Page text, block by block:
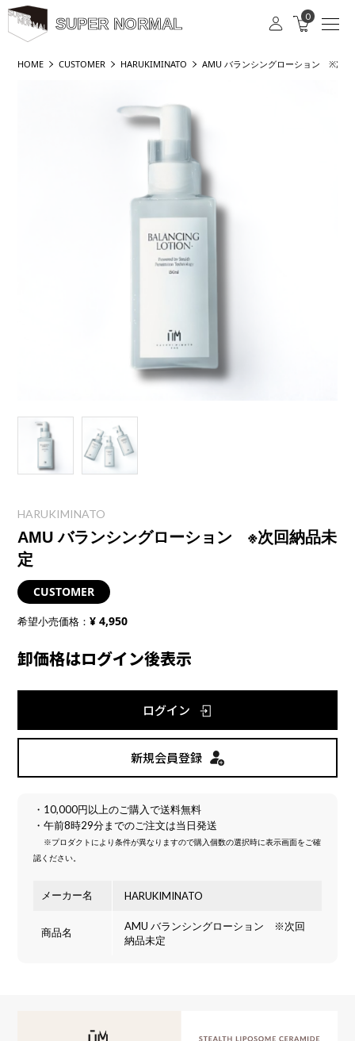
SUPER NORMAL 0
HOME CUSTOMER HARUKIMINATO AMU バランシングローション ※次回
HARUKIMINATO
AMU バランシングローション ※次回納品未
定
CUSTOMER
希望小売価格：¥ 4,950
卸価格はログイン後表示
ログイン
新規会員登録
・10,000円以上のご購入で送料無料
・午前8時29分までのご注文は当日発送
※プロダクトにより条件が異なりますので購入個数の選択時に表示画面をご確
認ください。
メーカー名 HARUKIMINATO
商品名
AMU バランシングローション ※次回
納品未定